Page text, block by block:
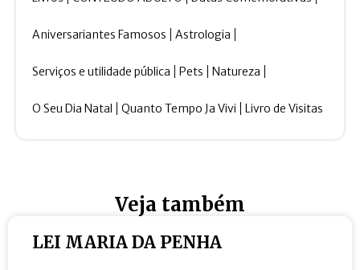
Aniversariantes Famosos Astrologia
Serviços e utilidade pública Pets Natureza
O Seu Dia Natal Quanto Tempo Ja Vivi Livro de Visitas
Veja também
LEI MARIA DA PENHA